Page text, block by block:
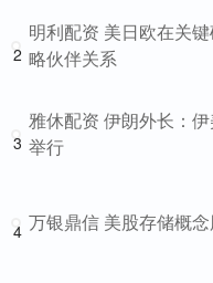
2
明利配资 美日欧在关
略伙伴关系
3
雅休配资 伊朗外长：
举行
4 万银鼎信 美股存储概